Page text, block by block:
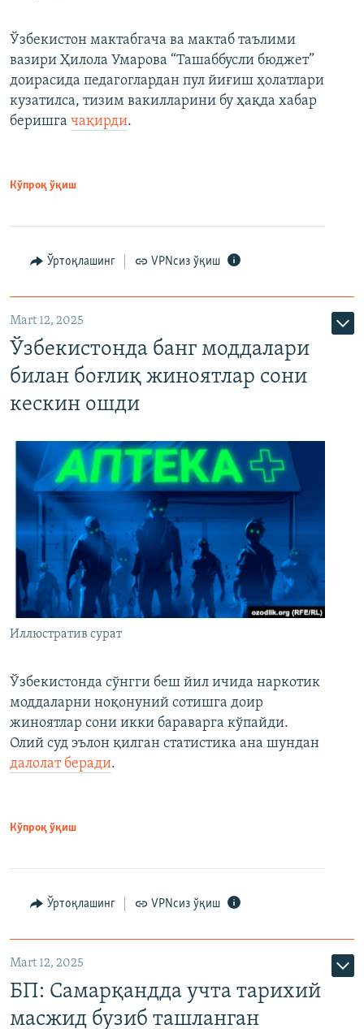
Ўзбекистон мактабгача ва мактаб таълими
вазири Ҳилола Умарова “Ташаббусли бюджет”
доирасида педагоглардан пул йиғиш ҳолатлари
кузатилса, тизим вакилларини бу ҳақда хабар
беришга чақирди.
Кўпроқ ўқиш
Ўртоқлашинг VPNсиз ўқиш
Mart 12, 2025
Ўзбекистонда банг моддалари
билан боғлиқ жиноятлар сони
кескин ошди
Иллюстратив сурат
Ўзбекистонда сўнгги беш йил ичида наркотик
моддаларни ноқонуний сотишга доир
жиноятлар сони икки бараварга кўпайди.
Олий суд эълон қилган статистика ана шундан
далолат беради.
Кўпроқ ўқиш
Ўртоқлашинг VPNсиз ўқиш
Mart 12, 2025
БП: Самарқандда учта тарихий
масжид бузиб ташланган